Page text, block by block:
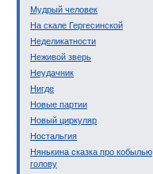
Мудрый человек
На скале Гергесинской
Неделикатности
Неживой зверь
Неудачник
Нигде
Новые партии
Новый циркуляр
Ностальгия
Нянькина сказка про кобылью
голову